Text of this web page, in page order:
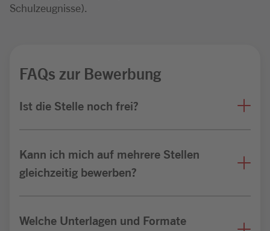
Schulzeugnisse).
FAQs zur Bewerbung
Ist die Stelle noch frei?
Kann ich mich auf mehrere Stellen
gleichzeitig bewerben?
Welche Unterlagen und Formate